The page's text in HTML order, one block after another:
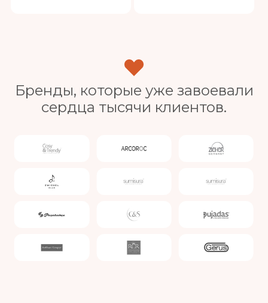
Бренды, которые уже завоевали
сердца тысячи клиентов.